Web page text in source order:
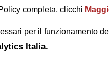
completa, clicchi
per il funzionamento
Italia.